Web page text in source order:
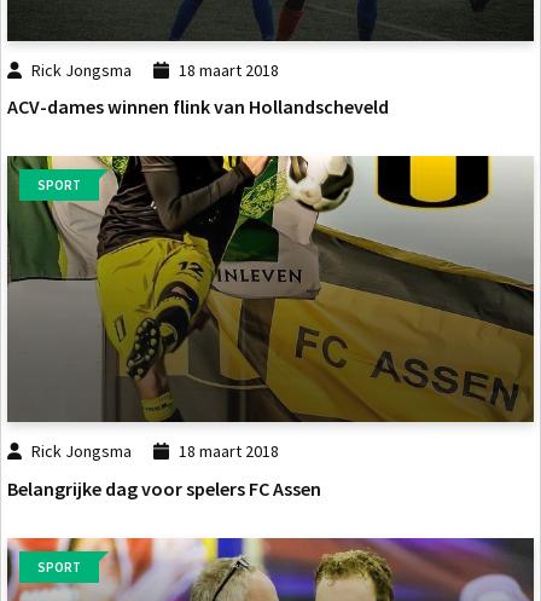
Rick Jongsma 18 maart 2018
ACV-dames winnen flink van Hollandscheveld
SPORT
Rick Jongsma 18 maart 2018
Belangrijke dag voor spelers FC Assen
SPORT